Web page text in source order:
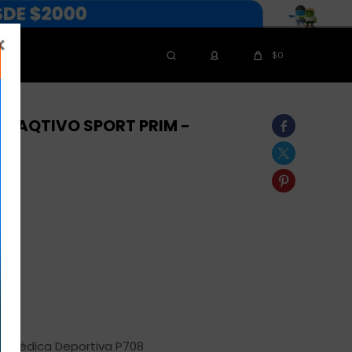
$0



AQTIVO SPORT PRIM -
Deportiva P708